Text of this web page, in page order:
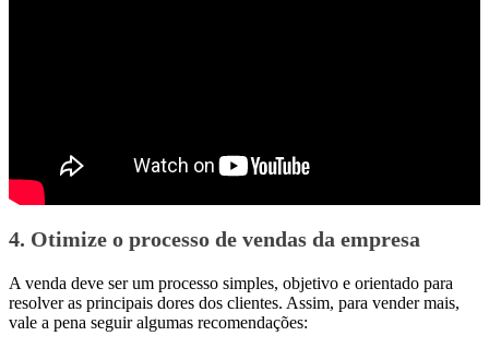
4. Otimize o processo de vendas da empresa
A venda deve ser um processo simples, objetivo e orientado para
resolver as principais dores dos clientes. Assim, para vender mais,
vale a pena seguir algumas recomendações: